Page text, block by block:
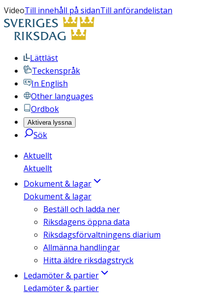
VideoTill innehåll på sidanTill anförandelistan
Lättläst
Teckenspråk
In English
Other languages
Ordbok
Aktivera lyssna
Sök
Aktuellt
Aktuellt
Dokument & lagar
Dokument & lagar
Beställ och ladda ner
Riksdagens öppna data
Riksdagsförvaltningens diarium
Allmänna handlingar
Hitta äldre riksdagstryck
Ledamöter & partier
Ledamöter & partier